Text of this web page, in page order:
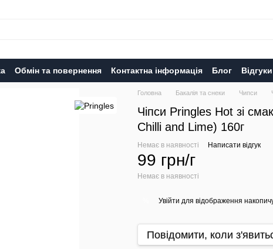
Обмін та повернення Контактна інформація Блог
Головна Бакалія та снеки Чипси
Чіпси Pringles Hot зі
Chilli and Lime) 160г
Немає в наявності Написати відгук
99 грн/г
Немає в наявності
Увійти для відображення
Повідомити, коли